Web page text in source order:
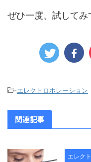
ぜひ一度、試してみ
-エレクトロポレーション
関連記事
エレク